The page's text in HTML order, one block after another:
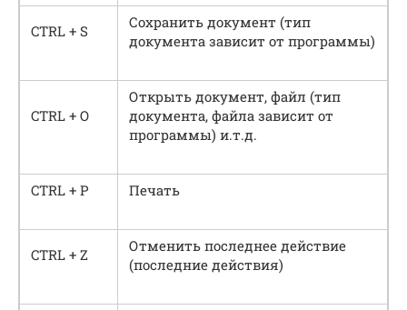
CTRL + S
Сохранить документ (тип
документа зависит от программы)
CTRL + O
Открыть документ, файл (тип
документа, файла зависит от
программы) и.т.д.
CTRL + P Печать
CTRL + Z
Отменить последнее действие
(последние действия)